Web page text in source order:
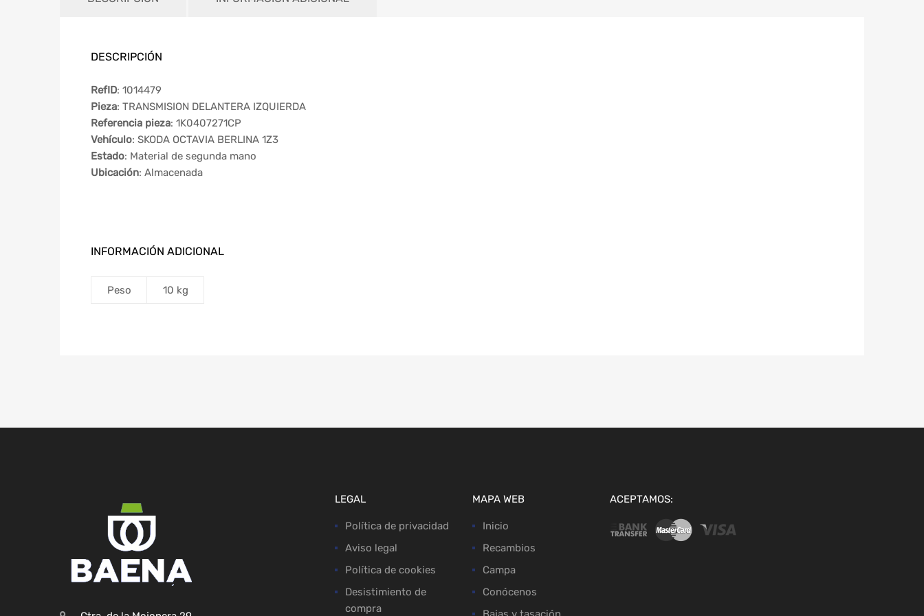
DESCRIPCIÓN
RefID: 1014479
Pieza: TRANSMISION DELANTERA IZQUIERDA
Referencia pieza: 1K0407271CP
Vehículo: SKODA OCTAVIA BERLINA 1Z3
Estado: Material de segunda mano
Ubicación: Almacenada
INFORMACIÓN ADICIONAL
Peso 10 kg
LEGAL
Política de privacidad
Aviso legal
Política de cookies
Desistimiento de
compra
MAPA WEB
Inicio
Recambios
Campa
Conócenos
ACEPTAMOS: